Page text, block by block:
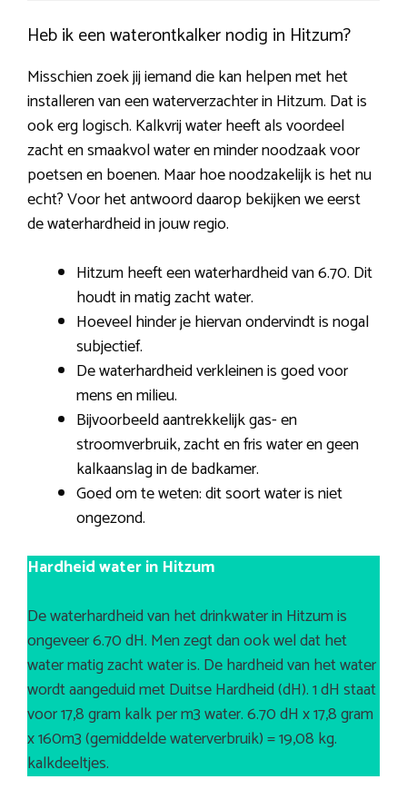
Heb ik een waterontkalker nodig in Hitzum?
Misschien zoek jij iemand die kan helpen met het
installeren van een waterverzachter in Hitzum. Dat is
ook erg logisch. Kalkvrij water heeft als voordeel
zacht en smaakvol water en minder noodzaak voor
poetsen en boenen. Maar hoe noodzakelijk is het nu
echt? Voor het antwoord daarop bekijken we eerst
de waterhardheid in jouw regio.
Hitzum heeft een waterhardheid van 6.70. Dit
houdt in matig zacht water.
Hoeveel hinder je hiervan ondervindt is nogal
subjectief.
De waterhardheid verkleinen is goed voor
mens en milieu.
Bijvoorbeeld aantrekkelijk gas- en
stroomverbruik, zacht en fris water en geen
kalkaanslag in de badkamer.
Goed om te weten: dit soort water is niet
ongezond.
Hardheid water in Hitzum
De waterhardheid van het drinkwater in Hitzum is
ongeveer 6.70 dH. Men zegt dan ook wel dat het
water matig zacht water is. De hardheid van het water
wordt aangeduid met Duitse Hardheid (dH). 1 dH staat
voor 17,8 gram kalk per m3 water. 6.70 dH x 17,8 gram
x 160m3 (gemiddelde waterverbruik) = 19,08 kg.
kalkdeeltjes.